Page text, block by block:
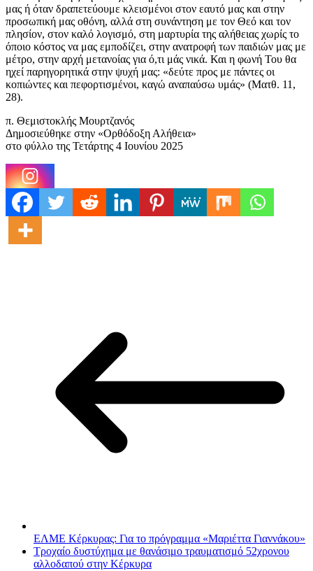
μας ή όταν δραπετεύουμε κλεισμένοι στον εαυτό μας και στην
προσωπική μας οθόνη, αλλά στη συνάντηση με τον Θεό και τον
πλησίον, στον καλό λογισμό, στη μαρτυρία της αλήθειας χωρίς το
όποιο κόστος να μας εμποδίζει, στην ανατροφή των παιδιών μας με
μέτρο, στην αρχή μετανοίας για ό,τι μάς νικά. Και η φωνή Του θα
ηχεί παρηγορητικά στην ψυχή μας: «δεύτε προς με πάντες οι
κοπιώντες και πεφορτισμένοι, καγώ αναπαύσω υμάς» (Ματθ. 11,
28).
π. Θεμιστοκλής Μουρτζανός
Δημοσιεύθηκε στην «Ορθόδοξη Αλήθεια»
στο φύλλο της Τετάρτης 4 Ιουνίου 2025
ΕΛΜΕ Κέρκυρας: Για το πρόγραμμα «Μαριέττα Γιαννάκου»
Τροχαίο δυστύχημα με θανάσιμο τραυματισμό 52χρονου
αλλοδαπού στην Κέρκυρα